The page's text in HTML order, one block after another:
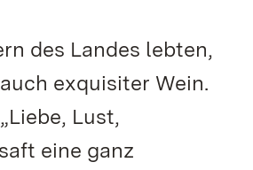
des Landes lebten,
exquisiter Wein.
Lust,
eine ganz